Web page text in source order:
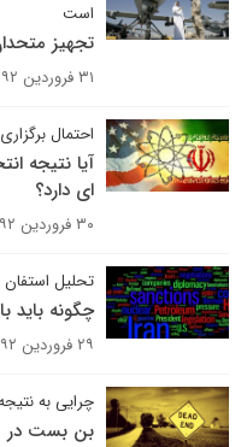
است
تجهیز
۳۱ فروردین ۱۳۹۲
احتمال
آیا نتیجه
ای دارد؟
۳۰ فروردین ۱۳۹۲
تحلیل
چگونه باید
۲۹ فروردین ۱۳۹۲
چرایی به
بن بست در